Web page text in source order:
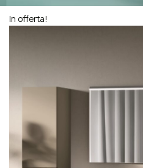
In offerta!